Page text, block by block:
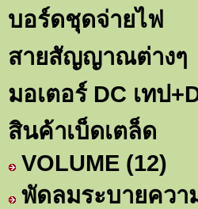
บอร์ดชุดจ่ายไฟ
สายสัญญาณต่างๆ
มอเตอร์ DC เทป
สินค้าเบ็ดเตล็ด
VOLUME (12)
พัดลมระบายควา